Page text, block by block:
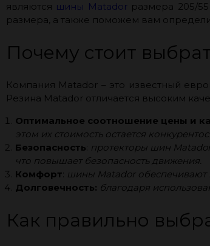
являются шины Matadorразмера 205/
размера, а также поможем вам
Почему стоит
Компания Matador – это известный
Резина Matador отличается высоким
Оптимальное соотношение цены и
этом их стоимость остается
Безопасность: протекторы шин
что повышает безопасность движения.
Комфорт: шины Matador обеспечивают
Долговечность: благодаря
Как правильно